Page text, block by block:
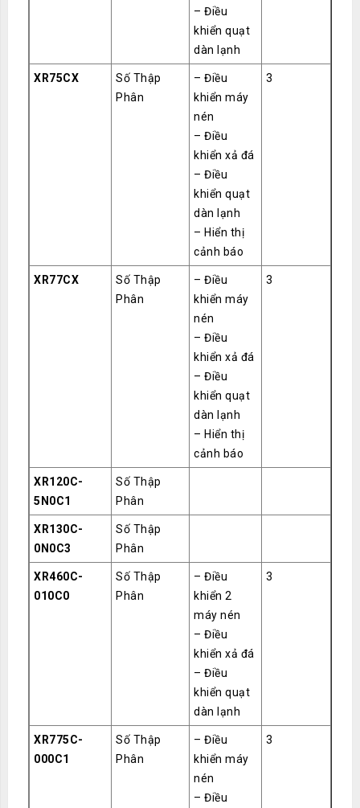
– Điều
khiển quạt
dàn lạnh
XR75CX
Số Thập
Phân
– Điều
khiển máy
nén
– Điều
khiển xả đá
– Điều
khiển quạt
dàn lạnh
– Hiển thị
cảnh báo
3
XR77CX
Số Thập
Phân
– Điều
khiển máy
nén
– Điều
khiển xả đá
– Điều
khiển quạt
dàn lạnh
– Hiển thị
cảnh báo
3
XR120C-
5N0C1
Số Thập
Phân
XR130C-
0N0C3
Số Thập
Phân
XR460C-
010C0
Số Thập
Phân
– Điều
khiển 2
máy nén
– Điều
khiển xả đá
– Điều
khiển quạt
dàn lạnh
3
XR775C-
000C1
Số Thập
Phân
– Điều
khiển máy
nén
– Điều
3